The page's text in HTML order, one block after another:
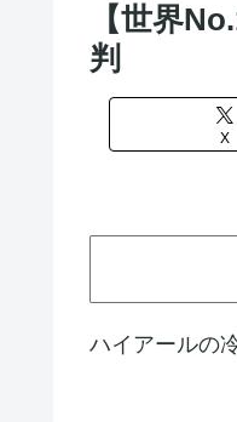
【世界
判
X
ハイアールの